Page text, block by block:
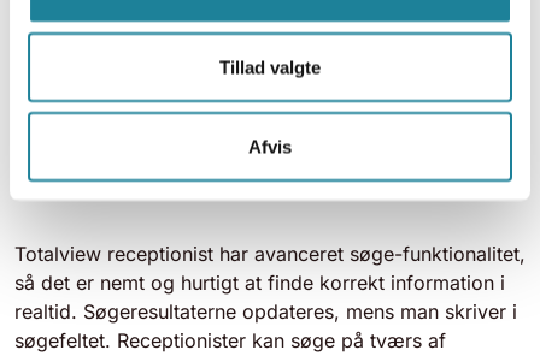
Tillad valgte
Afvis
Avanceret søgning
Receptionisten kan søge på mange forskellige
parametre
Totalview receptionist har avanceret søge-funktionalitet,
så det er nemt og hurtigt at finde korrekt information i
realtid. Søgeresultaterne opdateres, mens man skriver i
søgefeltet. Receptionister kan søge på tværs af